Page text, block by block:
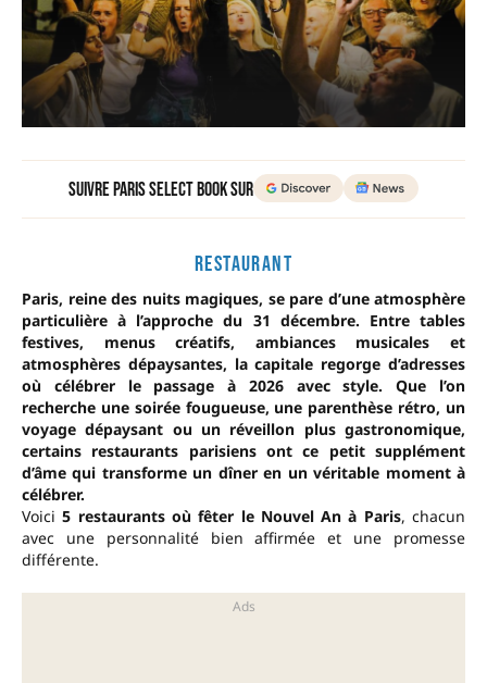
Suivre Paris Select Book sur
RESTAURANT
Paris, reine des nuits magiques, se pare d’une atmosphère
particulière à l’approche du 31 décembre. Entre tables
festives, menus créatifs, ambiances musicales et
atmosphères dépaysantes, la capitale regorge d’adresses
où célébrer le passage à 2026 avec style. Que l’on
recherche une soirée fougueuse, une parenthèse rétro, un
voyage dépaysant ou un réveillon plus gastronomique,
certains restaurants parisiens ont ce petit supplément
d’âme qui transforme un dîner en un véritable moment à
célébrer.
Voici5 restaurants où fêter le Nouvel An à Paris, chacun
avec une personnalité bien affirmée et une promesse
différente.